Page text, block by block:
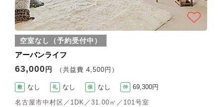
空室なし（予約受付中）
アーバンライフ
63,000 円 （共益費 4,500円）
敷 なし 礼 なし 保 なし 仲 69,300円
名古屋市中村区／1DK／31.00㎡／101号室